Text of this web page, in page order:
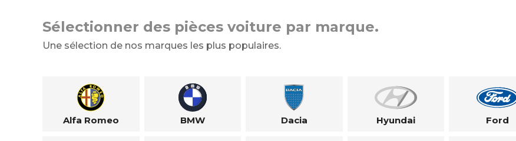
Sélectionner des pièces voiture par marque.
Une sélection de nos marques les plus populaires.
Alfa Romeo BMW Dacia Hyundai Ford